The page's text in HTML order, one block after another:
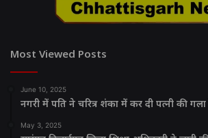
Most Viewed Posts
June 10, 2025
नगरी में पति ने चरित्र शंका में कर दी पत्नी की
May 3, 2025